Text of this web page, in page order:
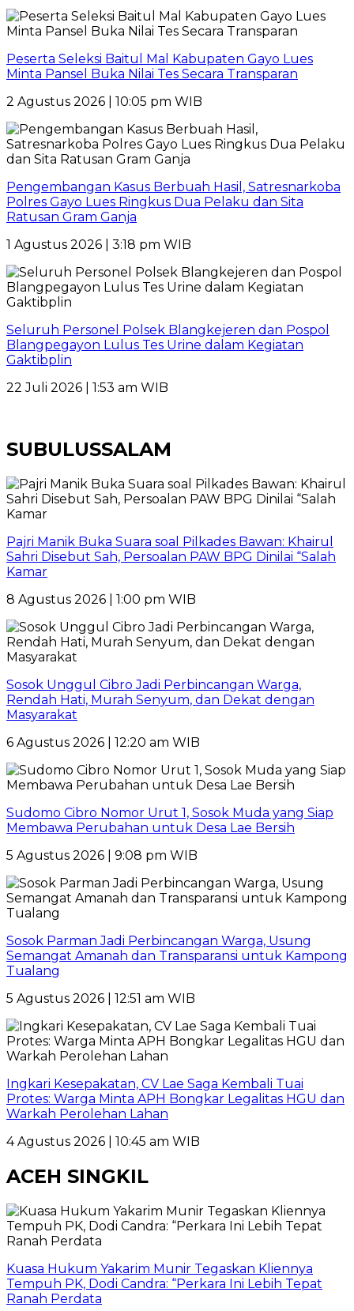
Peserta Seleksi Baitul Mal Kabupaten Gayo Lues
Minta Pansel Buka Nilai Tes Secara Transparan
2 Agustus 2026 | 10:05 pm WIB
Pengembangan Kasus Berbuah Hasil, Satresnarkoba
Polres Gayo Lues Ringkus Dua Pelaku dan Sita
Ratusan Gram Ganja
1 Agustus 2026 | 3:18 pm WIB
Seluruh Personel Polsek Blangkejeren dan Pospol
Blangpegayon Lulus Tes Urine dalam Kegiatan
Gaktibplin
22 Juli 2026 | 1:53 am WIB
SUBULUSSALAM
Pajri Manik Buka Suara soal Pilkades Bawan: Khairul
Sahri Disebut Sah, Persoalan PAW BPG Dinilai “Salah
Kamar
8 Agustus 2026 | 1:00 pm WIB
Sosok Unggul Cibro Jadi Perbincangan Warga,
Rendah Hati, Murah Senyum, dan Dekat dengan
Masyarakat
6 Agustus 2026 | 12:20 am WIB
Sudomo Cibro Nomor Urut 1, Sosok Muda yang Siap
Membawa Perubahan untuk Desa Lae Bersih
5 Agustus 2026 | 9:08 pm WIB
Sosok Parman Jadi Perbincangan Warga, Usung
Semangat Amanah dan Transparansi untuk Kampong
Tualang
5 Agustus 2026 | 12:51 am WIB
Ingkari Kesepakatan, CV Lae Saga Kembali Tuai
Protes: Warga Minta APH Bongkar Legalitas HGU dan
Warkah Perolehan Lahan
4 Agustus 2026 | 10:45 am WIB
ACEH SINGKIL
Kuasa Hukum Yakarim Munir Tegaskan Kliennya
Tempuh PK, Dodi Candra: “Perkara Ini Lebih Tepat
Ranah Perdata